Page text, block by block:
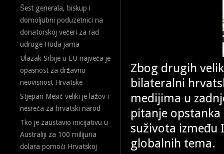
Šest generala, biskup i
domoljubni poduzetnici na
donatorskoj večeri za rad
udruge Huda jama
Ulazak Srbije u EU najveća je
opasnost za državnu
neovisnost Hrvatske
Stjepan Mesić veliki je lažov i
nesreća za hrvatski narod
Tko je zaustavio inicijativu u
Australiji za 100 milijuna
dolara pomoći Hrvatskoj
Zbog drugih
bilateralni
medijima u
pitanje
suživota između
globalnih tema.